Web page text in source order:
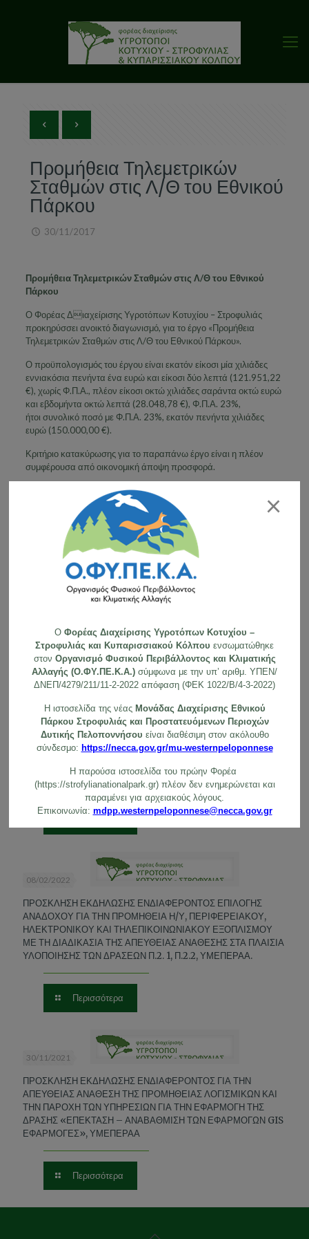
Προμήθεια Τηλεμετρικών
Σταθμών στις Λ/Θ του Εθνικού
Πάρκου
30/11/2017
Προμήθεια Τηλεμετρικών Σταθμών στις Λ/Θ του Εθνικού
Πάρκου
Ο Φορέας Διαχείρισης Υγροτόπων Κοτυχίου – Στροφυλιάς
προκηρύσσει ανοικτό διαγωνισμό, για το έργο «Προμήθεια
Τηλεμετρικών Σταθμών στις Λ/Θ του Εθνικού Πάρκου».
Ο προϋπολογισμός του έργου είναι εκατόν είκοσι μία χιλιάδες
εννιακόσια πενήντα ένα ευρώ και είκοσι δύο λεπτά (121.951,22
€), χωρίς Φ.Π.Α., πλέον είκοσι οκτώ χιλιάδες σαράντα οκτώ ευρώ
και εβδομήντα οκτώ λεπτά (28.048,78 €), Φ.Π.Α. 23%,
ήτοι συνολικό ποσό με Φ.Π.Α. 23%, εκατόν πενήντα χιλιάδες
ευρώ (150.000,00 €).
Κριτήριο κατακύρωσης για το παραπάνω έργο είναι η πλέον
συμφέρουσα από οικονομική άποψη προσφορά.
Το έργο συγχρηματοδοτείται από εθνικούς πόρους και το
Ευρωπαϊκό Ταμείο Περιφερειακής Ανάπτυξης, στο πλαίσιο του
ΕΣΠΑ 2007- 2013 και ειδικότερα από το
Επιχειρησιακό Πρόγραμμα «Περιβάλλον και Αειφόρος
Ανάπτυξη» (Άξονας Προτεραιότητας 9) με τίτλο Πράξης
«ΠΡΟΣΤΑΣΙΑ ΚΑΙ ΔΙΑΤΗΡΗΣΗ ΤΗΣ ΒΙΟΠΟΙΚΙΛΟΤΗΤΑΣ ΤΟΥ
ΕΘΝΙΚΟΥ ΠΑΡΚΟΥ ΥΓΡΟΤΟΠΩΝ ΚΟΤΥΧΙΟΥ –
ΣΤΡΟΦΥΛΙΑΣ».
Επισυνάπτεται το κείμενο της Προκήρυξης
Related posts
21/02/2022
ΠΡΟΣΚΛΗΣΗ ΕΚΔΗΛΩΣΗΣ ΕΝΔΙΑΦΕΡΟΝΤΟΣ ΕΠΠΙΛΟΓΗΣ
ΑΝΑΔΟΧΟΥ ΓΙΑ ΤΗΝ ΠΡΟΜΗΘΕΙΑ ΚΑΥΣΙΜΩΝ ΚΙΝΗΣΗΣ
(ΠΕΤΡΕΛΑΙΟ ΚΙΝΗΣΗΣ) ΜΕ ΔΙΑΔΙΚΑΣΙΑ ΑΠΕΥΘΕΙΑΣ
ΑΝΑΘΕΣΗΣ ΓΙΑ ΤΟ ΕΤΟΣ 2022 ΣΤΑ ΠΛΑΙΣΙΑ ΥΛΟΠΟΙΗΣΗΣ
ΤΩΝ ΔΡΑΣΕΩΝ Π.3.4, Π.4.1, Π.4.4 ΤΟΥ ΥΠΟΕΡΓΟΥ 1 ΤΟΥ
ΥΜΕΠΕΡΑΑ
08/02/2022
ΠΡΟΣΚΛΗΣΗ ΕΚΔΗΛΩΣΗΣ ΕΝΔΙΑΦΕΡΟΝΤΟΣ ΕΠΙΛΟΓΗΣ
ΑΝΑΔΟΧΟΥ ΓΙΑ ΤΗΝ ΠΡΟΜΗΘΕΙΑ Η/Υ, ΠΕΡΙΦΕΡΕΙΑΚΟΥ,
ΗΛΕΚΤΡΟΝΙΚΟΥ ΚΑΙ ΤΗΛΕΠΙΚΟΙΝΩΝΙΑΚΟΥ ΕΞΟΠΛΙΣΜΟΥ
ΜΕ ΤΗ ΔΙΑΔΙΚΑΣΙΑ ΤΗΣ ΑΠΕΥΘΕΙΑΣ ΑΝΑΘΕΣΗΣ ΣΤΑ ΠΛΑΙΣΙΑ
ΥΛΟΠΟΙΗΣΗΣ ΤΩΝ ΔΡΑΣΕΩΝ Π.2. 1, Π.2.2, ΥΜΕΠΕΡΑΑ.
Περισσότερα
30/11/2021
ΠΡΟΣΚΛΗΣΗ ΕΚΔΗΛΩΣΗΣ ΕΝΔΙΑΦΕΡΟΝΤΟΣ ΓΙΑ ΤΗΝ
ΑΠΕΥΘΕΙΑΣ ΑΝΑΘΕΣΗ ΤΗΣ ΠΡΟΜΗΘΕΙΑΣ ΛΟΓΙΣΜΙΚΩΝ ΚΑΙ
ΤΗΝ ΠΑΡΟΧΗ ΤΩΝ ΥΠΗΡΕΣΙΩΝ ΓΙΑ ΤΗΝ ΕΦΑΡΜΟΓΗ ΤΗΣ
ΔΡΑΣΗΣ «ΕΠΕΚΤΑΣΗ – ΑΝΑΒΑΘΜΙΣΗ ΤΩΝ ΕΦΑΡΜΟΓΩΝ GIS
ΕΦΑΡΜΟΓΕΣ», ΥΜΕΠΕΡΑΑ
Περισσότερα
×
O Φορέας Διαχείρισης Υγροτόπων Κοτυχίου –
Στροφυλιάς και Κυπαρισσιακού Κόλπου ενσωματώθηκε
στον Οργανισμό Φυσικού Περιβάλλοντος και Κλιματικής
Αλλαγής (Ο.ΦΥ.ΠΕ.Κ.Α.) σύμφωνα με την υπ’ αριθμ. ΥΠΕΝ/
ΔΝΕΠ/4279/211/11-2-2022 απόφαση (ΦΕΚ 1022/Β/4-3-2022)
Η ιστοσελίδα της νέας Μονάδας Διαχείρισης Εθνικού
Πάρκου Στροφυλιάς και Προστατευόμενων Περιοχών
Δυτικής Πελοποννήσου είναι διαθέσιμη στον ακόλουθο
σύνδεσμο: https://necca.gov.gr/mu-westernpeloponnese
Η παρούσα ιστοσελίδα του πρώην Φορέα
(https://strofylianationalpark.gr) πλέον δεν ενημερώνεται και
παραμένει για αρχειακούς λόγους.
Επικοινωνία: mdpp.westernpeloponnese@necca.gov.gr